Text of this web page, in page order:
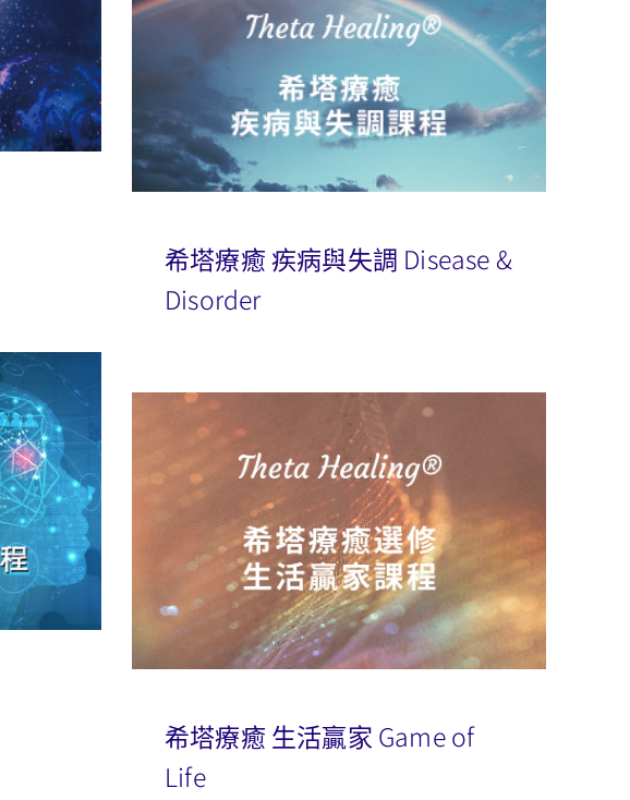
希塔療癒 疾病與失調 Disease &
Disorder
希塔療癒 生活贏家 Game of
Life